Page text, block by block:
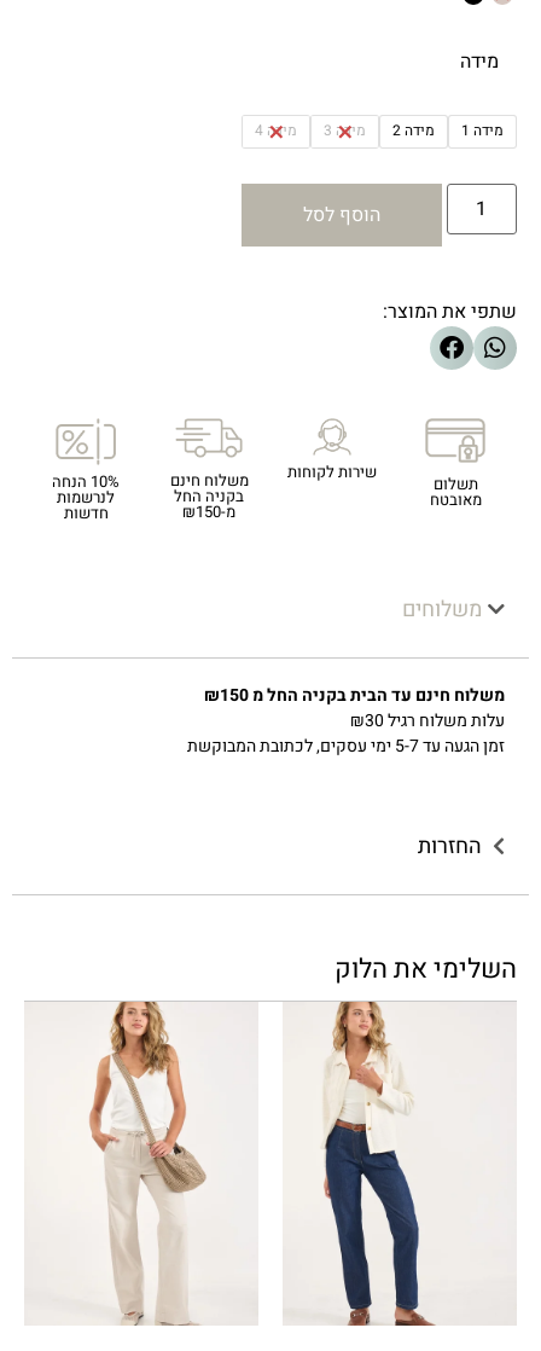
מידה
מידה 1 מידה 2 מידה 3 מידה 4
הוסף לסל
שתפי את המוצר:
תשלום
מאובטח
שירות לקוחות משלוח חינם
בקניה החל
מ-₪150
10% הנחה
לנרשמות
חדשות
משלוחים
משלוח חינם עד הבית בקניה החל מ ₪150
עלות משלוח רגיל ₪30
זמן הגעה עד 5-7 ימי עסקים, לכתובת המבוקשת
החזרות
השלימי את הלוק